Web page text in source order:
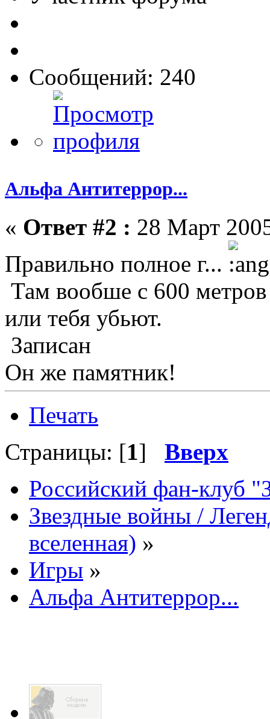
Сообщений: 240
Альфа Антитеррор...
« Ответ #2 : 28 Март
Правильно полное г...
Там вообше с 600
или тебя убьют.
Записан
Он же памятник!
Печать
Страницы: [1] Вверх
Российский фан-клуб
Звездные войны /
вселенная) »
Игры »
Альфа Антитеррор...